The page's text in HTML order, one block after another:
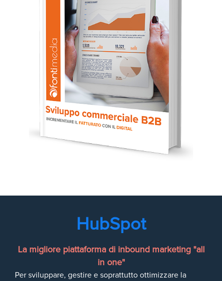
HubSpot
La migliore piattaforma di inbound marketing "all
in one"
Per sviluppare, gestire e soprattutto ottimizzare la